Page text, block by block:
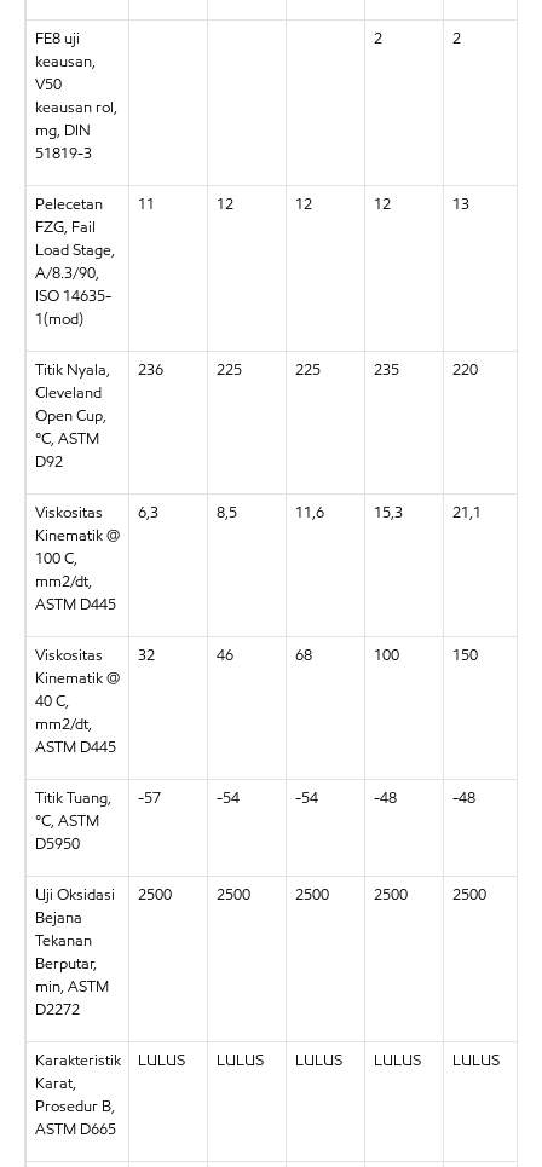
FE8 uji
keausan,
V50
keausan rol,
mg, DIN
51819-3
2 2
Pelecetan
FZG, Fail
Load Stage,
A/8.3/90,
ISO 14635-
1(mod)
11 12 12 12 13
Titik Nyala,
Cleveland
Open Cup,
°C, ASTM
D92
236 225 225 235 220
Viskositas
Kinematik @
100 C,
mm2/dt,
ASTM D445
6,3 8,5 11,6 15,3 21,1
Viskositas
Kinematik @
40 C,
mm2/dt,
ASTM D445
32 46 68 100 150
Titik Tuang,
°C, ASTM
D5950
-57 -54 -54 -48 -48
Uji Oksidasi
Bejana
Tekanan
Berputar,
min, ASTM
D2272
2500 2500 2500 2500 2500
Karakteristik
Karat,
Prosedur B,
ASTM D665
LULUS LULUS LULUS LULUS LULUS